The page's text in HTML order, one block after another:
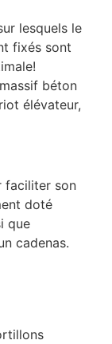
lesquels le
fixés sont
béton
élévateur,
faciliter son
doté
que
cadenas.